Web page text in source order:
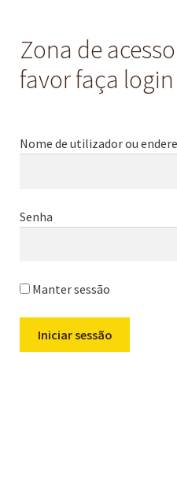
Zona de
favor faça login
Nome de utilizador ou
Senha
Manter sessão